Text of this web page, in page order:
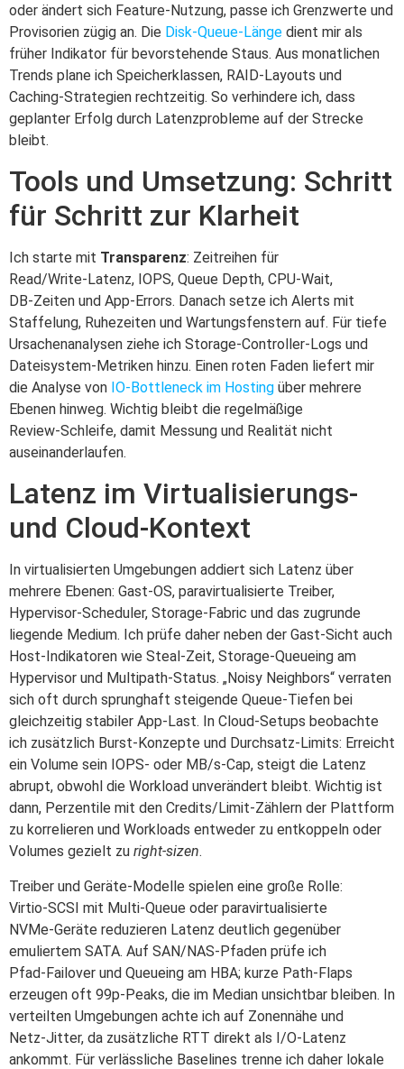
oder ändert sich Feature‑Nutzung, passe ich Grenzwerte und
Provisorien zügig an. Die Disk‑Queue‑Länge dient mir als
früher Indikator für bevorstehende Staus. Aus monatlichen
Trends plane ich Speicherklassen, RAID‑Layouts und
Caching‑Strategien rechtzeitig. So verhindere ich, dass
geplanter Erfolg durch Latenzprobleme auf der Strecke
bleibt.
Tools und Umsetzung: Schritt
für Schritt zur Klarheit
Ich starte mit Transparenz: Zeitreihen für
Read/Write‑Latenz, IOPS, Queue Depth, CPU‑Wait,
DB‑Zeiten und App‑Errors. Danach setze ich Alerts mit
Staffelung, Ruhezeiten und Wartungsfenstern auf. Für tiefe
Ursachenanalysen ziehe ich Storage‑Controller‑Logs und
Dateisystem‑Metriken hinzu. Einen roten Faden liefert mir
die Analyse von IO‑Bottleneck im Hosting über mehrere
Ebenen hinweg. Wichtig bleibt die regelmäßige
Review‑Schleife, damit Messung und Realität nicht
auseinanderlaufen.
Latenz im Virtualisierungs-
und Cloud-Kontext
In virtualisierten Umgebungen addiert sich Latenz über
mehrere Ebenen: Gast‑OS, paravirtualisierte Treiber,
Hypervisor‑Scheduler, Storage‑Fabric und das zugrunde
liegende Medium. Ich prüfe daher neben der Gast‑Sicht auch
Host‑Indikatoren wie Steal‑Zeit, Storage‑Queueing am
Hypervisor und Multipath‑Status. „Noisy Neighbors“ verraten
sich oft durch sprunghaft steigende Queue‑Tiefen bei
gleichzeitig stabiler App‑Last. In Cloud‑Setups beobachte
ich zusätzlich Burst‑Konzepte und Durchsatz‑Limits: Erreicht
ein Volume sein IOPS‑ oder MB/s‑Cap, steigt die Latenz
abrupt, obwohl die Workload unverändert bleibt. Wichtig ist
dann, Perzentile mit den Credits/Limit‑Zählern der Plattform
zu korrelieren und Workloads entweder zu entkoppeln oder
Volumes gezielt zu right‑sizen.
Treiber und Geräte‑Modelle spielen eine große Rolle:
Virtio‑SCSI mit Multi‑Queue oder paravirtualisierte
NVMe‑Geräte reduzieren Latenz deutlich gegenüber
emuliertem SATA. Auf SAN/NAS‑Pfaden prüfe ich
Pfad‑Failover und Queueing am HBA; kurze Path‑Flaps
erzeugen oft 99p‑Peaks, die im Median unsichtbar bleiben. In
verteilten Umgebungen achte ich auf Zonennähe und
Netz‑Jitter, da zusätzliche RTT direkt als I/O‑Latenz
ankommt. Für verlässliche Baselines trenne ich daher lokale